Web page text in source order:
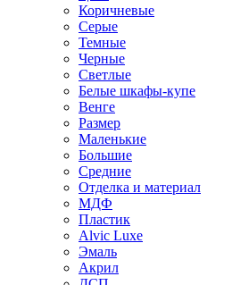
Коричневые
Серые
Темные
Черные
Светлые
Белые шкафы-купе
Венге
Размер
Маленькие
Большие
Средние
Отделка и материал
МДФ
Пластик
Alvic Luxe
Эмаль
Акрил